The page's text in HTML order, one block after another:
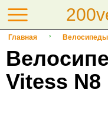
Главная Велосипеды
Vitess N8